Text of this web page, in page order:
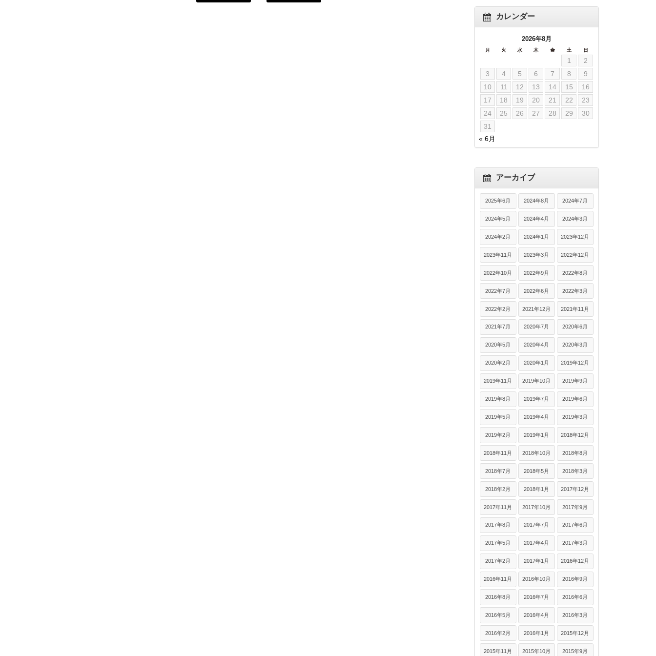
カレンダー
2026年8月
月 火 水 木 金 土 日
1
2
3
4 5 6 7 8
9
10
11 12 13 14 15
16
17
18 19 20 21 22
23
24
25 26 27 28 29
30
31
« 6月
アーカイブ
2025年6月 2024年8月 2024年7月
2024年5月 2024年4月 2024年3月
2024年2月 2024年1月 2023年12月
2023年11月 2023年3月 2022年12月
2022年10月 2022年9月 2022年8月
2022年7月 2022年6月 2022年3月
2022年2月 2021年12月 2021年11月
2021年7月 2020年7月 2020年6月
2020年5月 2020年4月 2020年3月
2020年2月 2020年1月 2019年12月
2019年11月 2019年10月 2019年9月
2019年8月 2019年7月 2019年6月
2019年5月 2019年4月 2019年3月
2019年2月 2019年1月 2018年12月
2018年11月 2018年10月 2018年8月
2018年7月 2018年5月 2018年3月
2018年2月 2018年1月 2017年12月
2017年11月 2017年10月 2017年9月
2017年8月 2017年7月 2017年6月
2017年5月 2017年4月 2017年3月
2017年2月 2017年1月 2016年12月
2016年11月 2016年10月 2016年9月
2016年8月 2016年7月 2016年6月
2016年5月 2016年4月 2016年3月
2016年2月 2016年1月 2015年12月
2015年11月 2015年10月 2015年9月